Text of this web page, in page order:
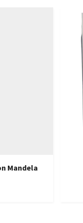
Mandela